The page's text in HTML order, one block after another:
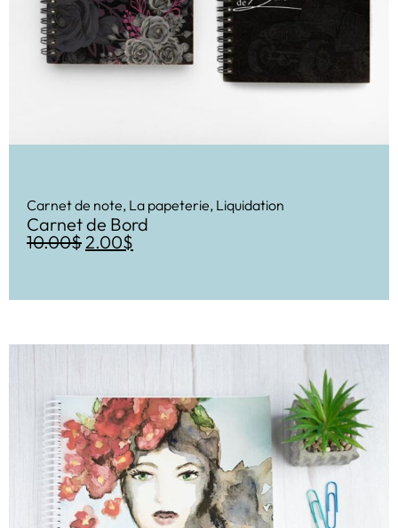
Carnet de note, La papeterie, Liquidation
Carnet de Bord
10.00$ 2.00$